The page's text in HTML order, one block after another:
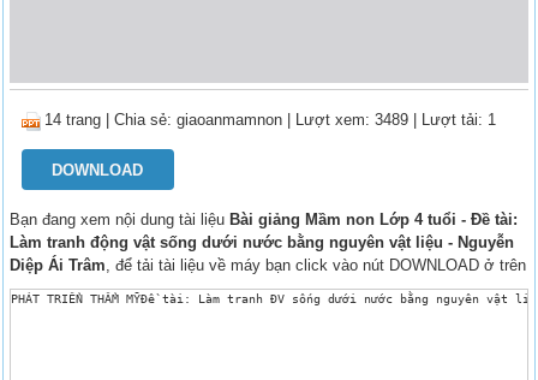
14 trang |Chia sẻ:giaoanmamnon | Lượt xem: 3489 | Lượt tải: 1
DOWNLOAD
Bạn đang xem nội dung tài liệu Bài giảng Mầm non Lớp 4 tuổi - Đề tài:
Làm tranh động vật sống dưới nước bằng nguyên vật liệu - Nguyễn
Diệp Ái Trâm, để tải tài liệu về máy bạn click vào nút DOWNLOAD ở trên
PHÁT TRIỂN THẨM MỸĐề tài: Làm tranh ĐV sống dưới nước bằng nguyên vật